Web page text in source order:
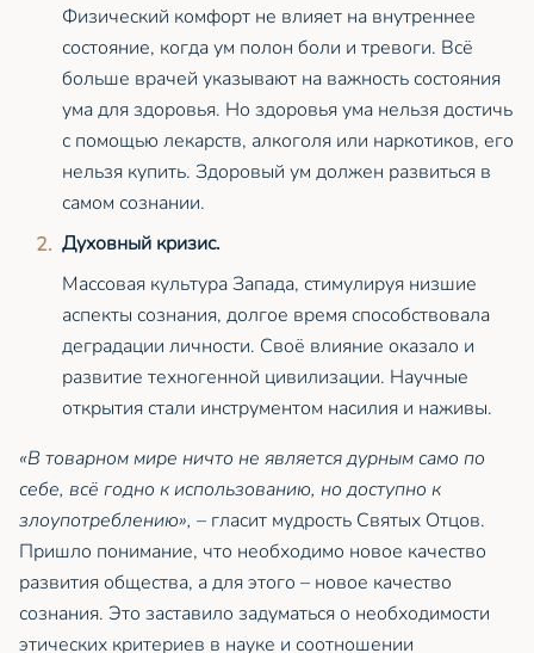
Физический комфорт не влияет на внутреннее
состояние, когда ум полон боли и тревоги. Всё
больше врачей указывают на важность состояния
ума для здоровья. Но здоровья ума нельзя достичь
с помощью лекарств, алкоголя или наркотиков, его
нельзя купить. Здоровый ум должен развиться в
самом сознании.
Духовный кризис.
Массовая культура Запада, стимулируя низшие
аспекты сознания, долгое время способствовала
деградации личности. Своё влияние оказало и
развитие техногенной цивилизации. Научные
открытия стали инструментом насилия и наживы.
«В товарном мире ничто не является дурным само по
себе, всё годно к использованию, но доступно к
злоупотреблению», – гласит мудрость Святых Отцов.
Пришло понимание, что необходимо новое качество
развития общества, а для этого – новое качество
сознания. Это заставило задуматься о необходимости
этических критериев в науке и соотношении